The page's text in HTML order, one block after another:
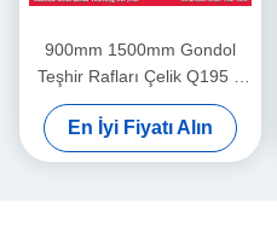
900mm 1500mm Gondol
Teşhir Rafları Çelik Q195 2
Taraflı Raf
En İyi Fiyatı Alın